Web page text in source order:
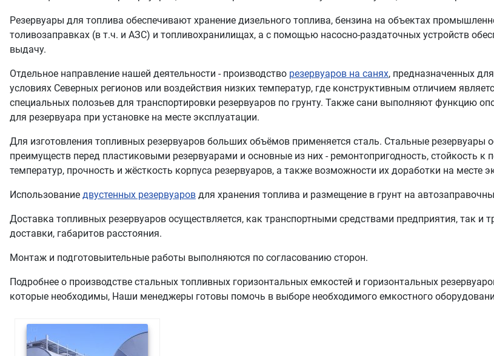
Резервуары для топлива обеспечивают хранение дизельного топлива, бензина на объектах
толивозаправках (в т.ч. и АЗС) и топливохранилищах, а с помощью насосно-раздаточных устройств
выдачу.
Отдельное направление нашей деятельности - производство резервуаров на санях, предназначенных
условиях Северных регионов или воздействия низких температур, где конструктивным отличием
специальных полозьев для транспортировки резервуаров по грунту. Также сани выполняют функцию
для резервуара при установке на месте эксплуатации.
Для изготовления топливных резервуаров больших объёмов применяется сталь. Стальные резервуары
преимуществ перед пластиковыми резервуарами и основные из них - ремонтопригодность, стойкость к
температур, прочность и жёсткость корпуса резервуаров, а также возможности их доработки на месте
Использование двустенных резервуаров для хранения топлива и размещение в грунт на
Доставка топливных резервуаров осуществляется, как транспортными средствами предприятия, так и
доставки, габаритов расстояния.
Монтаж и подготовыительные работы выполняются по согласованию сторон.
Подробнее о производстве стальных топливных горизонтальных емкостей и горизонтальных
которые необходимы, Наши менеджеры готовы помочь в выборе необходимого емкостного